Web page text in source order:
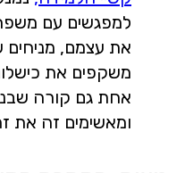
למפגשים עם
את עצמם, מניחים
משקפים את
אחת גם קורה
ומאשימים זה את